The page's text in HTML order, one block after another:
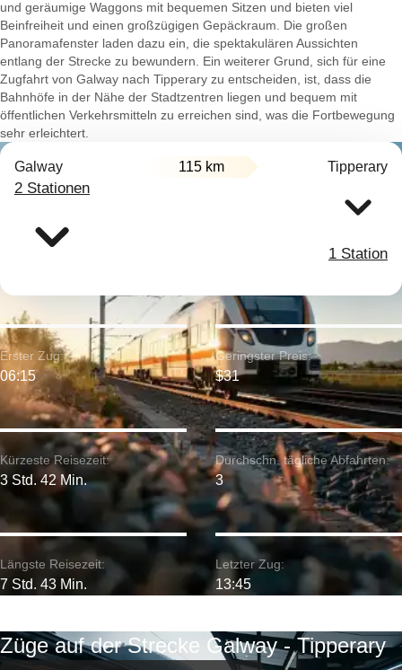
und geräumige Waggons mit bequemen Sitzen und bieten viel
Beinfreiheit und einen großzügigen Gepäckraum. Die großen
Panoramafenster laden dazu ein, die spektakulären Aussichten
entlang der Strecke zu bewundern. Ein weiterer Grund, sich für eine
Zugfahrt von Galway nach Tipperary zu entscheiden, ist, dass die
Bahnhöfe in der Nähe der Stadtzentren liegen und bequem mit
öffentlichen Verkehrsmitteln zu erreichen sind, was die Fortbewegung
sehr erleichtert.
Galway 115 km Tipperary
2 Stationen
1 Station
Kürzeste Reisezeit:
3 Std. 42 Min.
Erster Zug:
06:15
Längste Reisezeit:
7 Std. 43 Min.
Geringster Preis:
$31
Durchschn. tägliche Abfahrten:
3
Letzter Zug:
13:45
Züge auf der Strecke Galway - Tipperary